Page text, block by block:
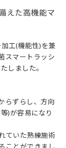
えた高機能マ
工(機能性)を兼
スマートラッシ
しました。
らずらし、方向
)が容易になり
ていた熟練施術
ことができまし